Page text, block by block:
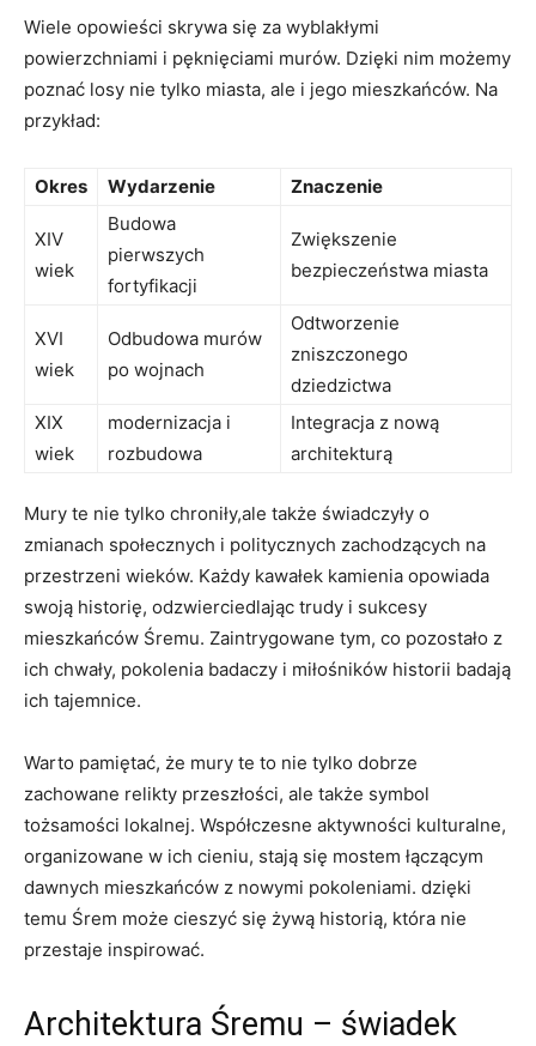
Wiele opowieści skrywa się za wyblakłymi
powierzchniami ⁣i ⁤pęknięciami murów. Dzięki nim możemy⁤
poznać ‌losy nie tylko ‍miasta, ale⁣ i jego mieszkańców. ‍Na
przykład:
Okres Wydarzenie Znaczenie
XIV
wiek
Budowa
pierwszych
fortyfikacji
Zwiększenie
bezpieczeństwa ⁢miasta
XVI
wiek
Odbudowa ⁤murów
po wojnach
Odtworzenie
zniszczonego‍
dziedzictwa
XIX
wiek
modernizacja i
rozbudowa
Integracja z‍ nową
architekturą
Mury⁣ te nie tylko chroniły,ale także świadczyły o⁣
zmianach społecznych i politycznych​ zachodzących na
⁢przestrzeni wieków. Każdy kawałek ‌kamienia opowiada
swoją historię, odzwierciedlając trudy i sukcesy
mieszkańców Śremu. Zaintrygowane tym, co ⁤pozostało z
ich chwały,‍ pokolenia ‌badaczy ⁤i miłośników historii ⁤badają
ich ⁤tajemnice.
Warto⁤ pamiętać, że mury te to nie tylko‍ dobrze
zachowane relikty ⁢przeszłości, ale także symbol
tożsamości‌ lokalnej. ‌Współczesne aktywności kulturalne,
organizowane w ich cieniu, stają się mostem‌ łączącym
dawnych mieszkańców z nowymi‌ pokoleniami. dzięki‌
temu Śrem ⁢może cieszyć się żywą historią, ⁢która nie
przestaje ⁢inspirować.
Architektura ⁣Śremu‍ – ⁢świadek